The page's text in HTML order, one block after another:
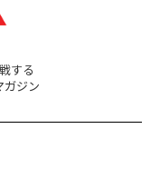
する
ガジン